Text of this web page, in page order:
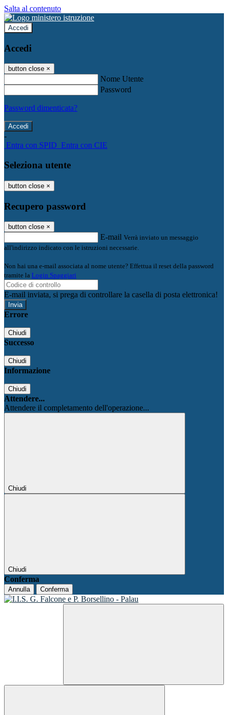
Salta al contenuto
Accedi
Accedi
button close ×
Nome Utente
Password
Password dimenticata?
-
Entra con SPID Entra con CIE
Seleziona utente
button close ×
Recupero password
button close ×
E-mail Verrà inviato un messaggio
all'indirizzo indicato con le istruzioni necessarie.
Non hai una e-mail associata al nome utente? Effettua il reset della password
tramite la Login Spaggiari
E-mail inviata, si prega di controllare la casella di posta elettronica!
Errore
Chiudi
Successo
Chiudi
Informazione
Chiudi
Attendere...
Attendere il completamento dell'operazione...
Chiudi
Chiudi
Conferma
Annulla Conferma